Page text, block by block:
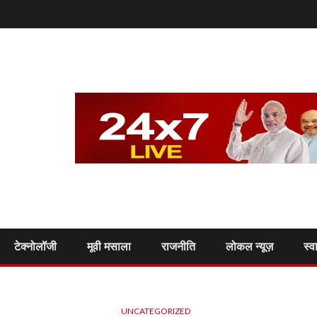
टेक्नोलॉजी मूवी मसाला राजनीति लोकल न्यूज़
UNCATEGORIZED